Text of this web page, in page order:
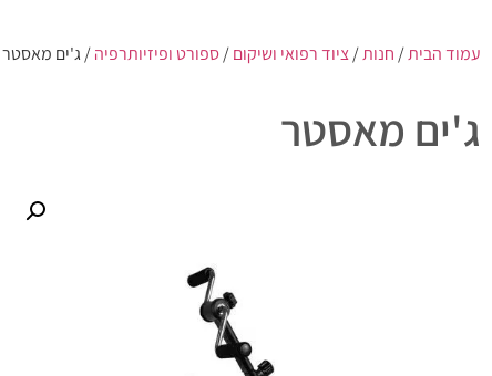
עמוד הבית/ חנות/ציוד רפואי ושיקום/ספורט ופיזיותרפיה/ ג'ים מאסטר
ג'ים מאסטר